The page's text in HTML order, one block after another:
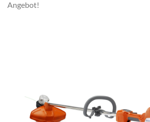
Angebot!